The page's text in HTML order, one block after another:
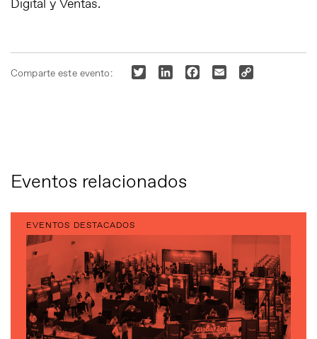
Digital y Ventas.
Comparte este evento: Twitter LinkedInFacebook
Email
Eventos relacionados
EVENTOS DESTACADOS